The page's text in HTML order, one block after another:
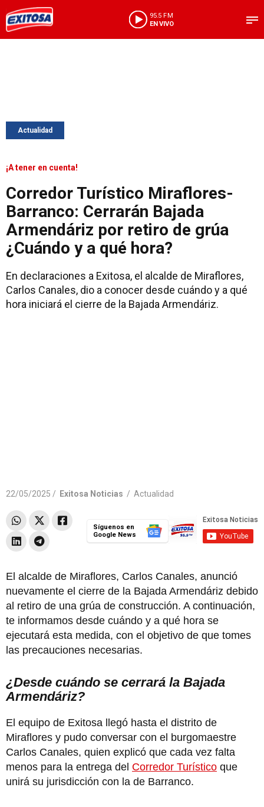
95.5 FM
EN VIVO
Actualidad
¡A tener en cuenta!
Corredor Turístico Miraflores-
Barranco: Cerrarán Bajada
Armendáriz por retiro de grúa
¿Cuándo y a qué hora?
En declaraciones a Exitosa, el alcalde de Miraflores,
Carlos Canales, dio a conocer desde cuándo y a qué
hora iniciará el cierre de la Bajada Armendáriz.
22/05/2025 / Exitosa Noticias / Actualidad
Síguenos en
Google News
El alcalde de Miraflores, Carlos Canales, anunció
nuevamente el cierre de la Bajada Armendáriz debido
al retiro de una grúa de construcción. A continuación,
te informamos desde cuándo y a qué hora se
ejecutará esta medida, con el objetivo de que tomes
las precauciones necesarias.
¿Desde cuándo se cerrará la Bajada
Armendáriz?
El equipo de Exitosa llegó hasta el distrito de
Miraflores y pudo conversar con el burgomaestre
Carlos Canales, quien explicó que cada vez falta
menos para la entrega del Corredor Turístico que
unirá su jurisdicción con la de Barranco.